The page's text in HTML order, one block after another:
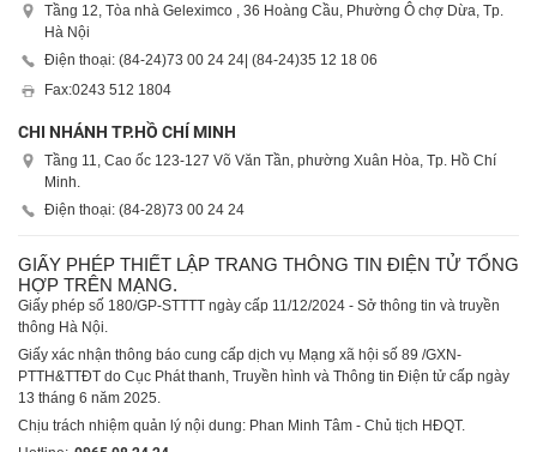
Tầng 12, Tòa nhà Geleximco , 36 Hoàng Cầu, Phường Ô chợ Dừa, Tp.
Hà Nội
Điện thoại: (84-24)73 00 24 24 | (84-24)35 12 18 06
Fax:0243 512 1804
CHI NHÁNH TP.HỒ CHÍ MINH
Tầng 11, Cao ốc 123-127 Võ Văn Tần, phường Xuân Hòa, Tp. Hồ Chí
Minh.
Điện thoại: (84-28)73 00 24 24
GIẤY PHÉP THIẾT LẬP TRANG THÔNG TIN ĐIỆN TỬ TỔNG
HỢP TRÊN MẠNG.
Giấy phép số 180/GP-STTTT ngày cấp 11/12/2024 - Sở thông tin và truyền
thông Hà Nội.
Giấy xác nhận thông báo cung cấp dịch vụ Mạng xã hội số 89 /GXN-
PTTH&TTĐT do Cục Phát thanh, Truyền hình và Thông tin Điện tử cấp ngày
13 tháng 6 năm 2025.
Chịu trách nhiệm quản lý nội dung: Phan Minh Tâm - Chủ tịch HĐQT.